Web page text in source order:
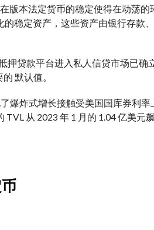
版本法定货币的稳定使得在动荡
稳定资产，这些资产由银行存款
押贷款平台进入私人信贷市场已确
的 默认值。
爆炸式增长接触受美国国库券利率
TVL 从 2023 年 1 月的 1.04 亿美元